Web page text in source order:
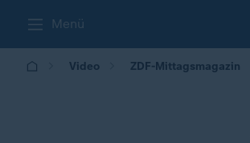
Menü
Video ZDF-Mittagsmagazin